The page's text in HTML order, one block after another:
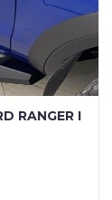
RANGER I